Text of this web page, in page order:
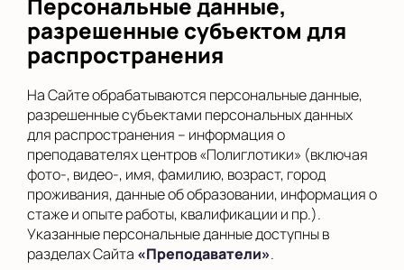
разрешенные субъектом для
распространения
На Сайте обрабатываются персональные данные,
разрешенные субъектами персональных данных
для распространения – информация о
преподавателях центров «Полиглотики» (включая
фото-, видео-, имя, фамилию, возраст, город
проживания, данные об образовании, информация о
стаже и опыте работы, квалификации и пр.).
Указанные персональные данные доступны в
разделах Сайта «Преподаватели».